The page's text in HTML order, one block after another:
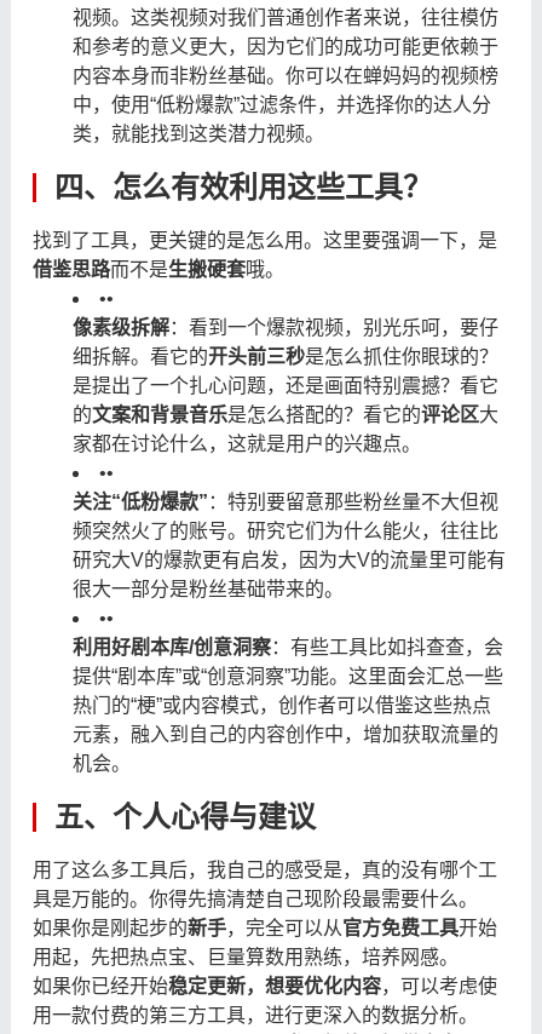
视频。这类视频对我们普通创作者来说，往往模仿
和参考的意义更大，因为它们的成功可能更依赖于
内容本身而非粉丝基础。你可以在蝉妈妈的视频榜
中，使用“低粉爆款”过滤条件，并选择你的达人分
类，就能找到这类潜力视频。
四、怎么有效利用这些工具？
找到了工具，更关键的是怎么用。这里要强调一下，是
借鉴思路而不是生搬硬套哦。
••
像素级拆解：看到一个爆款视频，别光乐呵，要仔
细拆解。看它的开头前三秒是怎么抓住你眼球的？
是提出了一个扎心问题，还是画面特别震撼？看它
的文案和背景音乐是怎么搭配的？看它的评论区大
家都在讨论什么，这就是用户的兴趣点。
••
关注“低粉爆款” ：特别要留意那些粉丝量不大但视
频突然火了的账号。研究它们为什么能火，往往比
研究大V的爆款更有启发，因为大V的流量里可能有
很大一部分是粉丝基础带来的。
••
利用好剧本库/创意洞察：有些工具比如抖查查，会
提供“剧本库”或“创意洞察”功能。这里面会汇总一些
热门的“梗”或内容模式，创作者可以借鉴这些热点
元素，融入到自己的内容创作中，增加获取流量的
机会。
五、个人心得与建议
用了这么多工具后，我自己的感受是，真的没有哪个工
具是万能的。你得先搞清楚自己现阶段最需要什么。
如果你是刚起步的新手，完全可以从官方免费工具开始
用起，先把热点宝、巨量算数用熟练，培养网感。
如果你已经开始稳定更新，想要优化内容，可以考虑使
用一款付费的第三方工具，进行更深入的数据分析。